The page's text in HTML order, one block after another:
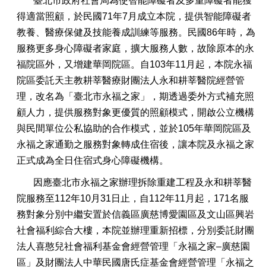
得適當照顧，於民國71年7月成立本院，提供智能障礙者
教養、醫療保健及技能養成訓練等服務。民國86年時，為
服務更多身心障礙者家庭，擴大服務人數，故除原本的永
福院區外，又增建華岡院區。自103年11月起，本院永福
院區委託天主教耕莘醫療財團法人永和耕莘醫院經營管
理，改名為「臺北市永福之家」，期透過委外方式補充照
顧人力，提供服務對象更優質的照顧模式，開啟公立機構
與民間單位公私協助的合作模式，並於105年華岡院區及
永福之家通勤之服務對象轉成住宿後，讓本院及永福之家
正式成為全日住宿式身心障礙機構。
因應臺北市永福之家辦理拆除重建工程及永和耕莘醫
院服務至112年10月31日止，自112年11月起，171名服
務對象分別中繼安置於信義區廣慈博愛園區及文山區興岩
社會福利綜合大樓，本院並辦理重新招標，分別委託財團
法人喜憨兒社會福利基金會經營管理「永福之家–廣慈園
區」及財團法人中華民國唐氏症基金會經營管理「永福之